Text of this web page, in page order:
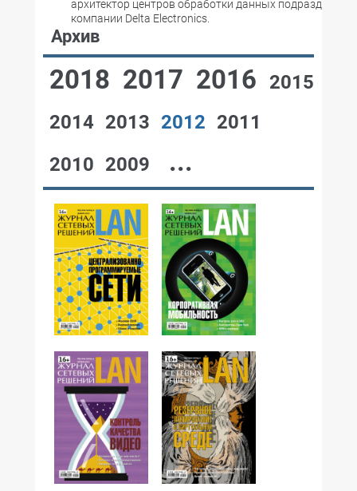
архитектор центров обработки данных
компании Delta Electronics.
Архив
2018 2017 2016
2015
2014 2013 2012 2011
2010 2009 ...
№12,2012 №11,2012